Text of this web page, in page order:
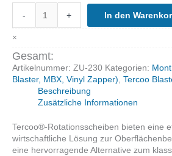
-
Bänder
inkl.
Adapterbolzen
und
Schraube
Menge
+ In den
×
Gesamt:
Artikelnummer: ZU-230 Kategorien:
Blaster, MBX, Vinyl Zapper) Tercoo
Beschreibung
Zusätzliche Informationen
Tercoo®-Rotationsscheiben bieten eine
wirtschaftliche Lösung zur
eine hervorragende Alternative zum